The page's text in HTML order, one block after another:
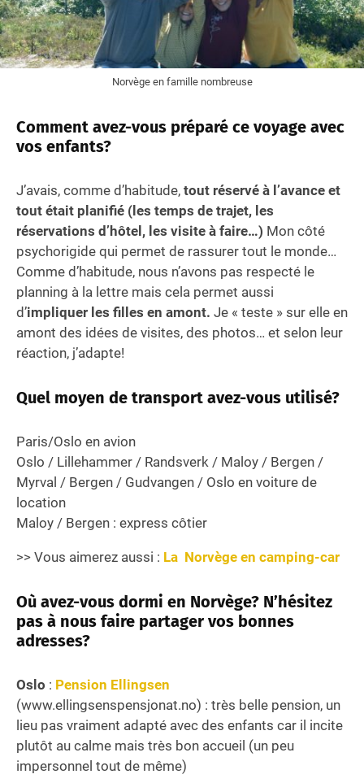
Norvège en famille nombreuse
Comment avez-vous préparé ce voyage avec
vos enfants?
J’avais, comme d’habitude, tout réservé à l’avance et
tout était planifié (les temps de trajet, les
réservations d’hôtel, les visite à faire…) Mon côté
psychorigide qui permet de rassurer tout le monde…
Comme d’habitude, nous n’avons pas respecté le
planning à la lettre mais cela permet aussi
d’impliquer les filles en amont. Je « teste » sur elle en
amont des idées de visites, des photos… et selon leur
réaction, j’adapte!
Quel moyen de transport avez-vous utilisé?
Paris/Oslo en avion
Oslo / Lillehammer / Randsverk / Maloy / Bergen /
Myrval / Bergen / Gudvangen / Oslo en voiture de
location
Maloy / Bergen : express côtier
>> Vous aimerez aussi : La Norvège en camping-car
Où avez-vous dormi en Norvège? N’hésitez
pas à nous faire partager vos bonnes
adresses?
Oslo : Pension Ellingsen
(www.ellingsenspensjonat.no) : très belle pension, un
lieu pas vraiment adapté avec des enfants car il incite
plutôt au calme mais très bon accueil (un peu
impersonnel tout de même)